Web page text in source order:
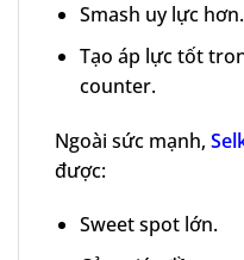
Smash uy lực hơn.
Tạo áp lực tốt
counter.
Ngoài sức mạnh,
được:
Sweet spot lớn.